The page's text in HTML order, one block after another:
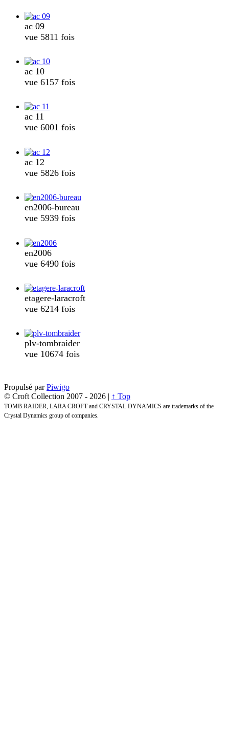
ac 09
vue 5811 fois
ac 10
vue 6157 fois
ac 11
vue 6001 fois
ac 12
vue 5826 fois
en2006-bureau
vue 5939 fois
en2006
vue 6490 fois
etagere-laracroft
vue 6214 fois
plv-tombraider
vue 10674 fois
Propulsé parPiwigo
© Croft Collection 2007 - 2026 | ↑ Top
TOMB RAIDER, LARA CROFT and CRYSTAL DYNAMICS are trademarks of the
Crystal Dynamics group of companies.